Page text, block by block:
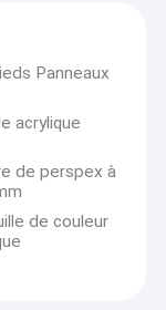
Panneaux
acrylique
de perspex à
de couleur